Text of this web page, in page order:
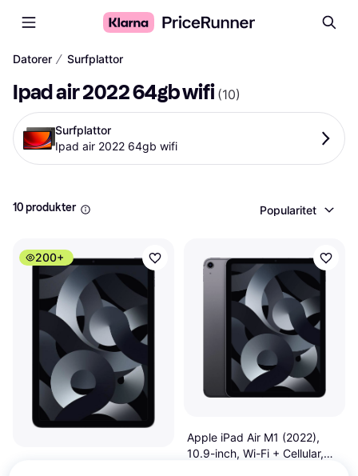
Datorer ∕ Surfplattor
Ipad air 2022 64gb wifi (10)
Surfplattor
Ipad air 2022 64gb wifi
10 produkter Popularitet
200+
Apple iPad Air M1 (2022),
10.9-inch, Wi-Fi + Cellular,